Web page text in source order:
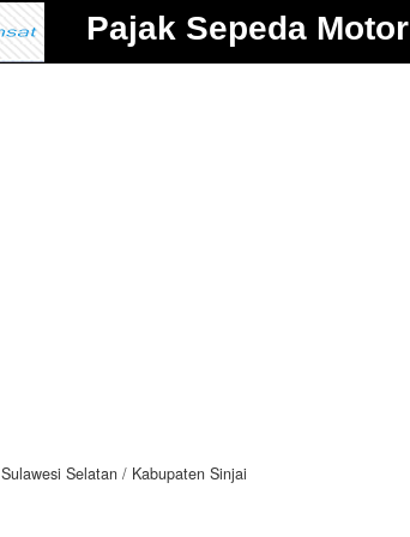
Pajak Sepeda Motor
Sulawesi Selatan Kabupaten Sinjai